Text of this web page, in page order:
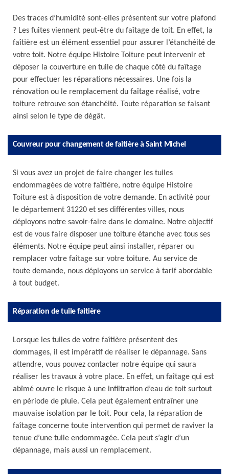
Des traces d’humidité sont-elles présentent sur votre plafond
? Les fuites viennent peut-être du faîtage de toit. En effet, la
faîtière est un élément essentiel pour assurer l’étanchéité de
votre toit. Notre équipe Histoire Toiture peut intervenir et
déposer la couverture en tuile de chaque côté du faîtage
pour effectuer les réparations nécessaires. Une fois la
rénovation ou le remplacement du faîtage réalisé, votre
toiture retrouve son étanchéité. Toute réparation se faisant
ainsi selon le type de dégât.
Couvreur pour changement de faitière à Saint Michel
Si vous avez un projet de faire changer les tuiles
endommagées de votre faîtière, notre équipe Histoire
Toiture est à disposition de votre demande. En activité pour
le département 31220 et ses différentes villes, nous
déployons notre savoir-faire dans le domaine. Notre objectif
est de vous faire disposer une toiture étanche avec tous ses
éléments. Notre équipe peut ainsi installer, réparer ou
remplacer votre faîtage sur votre toiture. Au service de
toute demande, nous déployons un service à tarif abordable
à tout budget.
Réparation de tuile faitière
Lorsque les tuiles de votre faîtière présentent des
dommages, il est impératif de réaliser le dépannage. Sans
attendre, vous pouvez contacter notre équipe qui saura
réaliser les travaux à votre place. En effet, un faîtage qui est
abîmé ouvre le risque à une infiltration d’eau de toit surtout
en période de pluie. Cela peut également entraîner une
mauvaise isolation par le toit. Pour cela, la réparation de
faîtage concerne toute intervention qui permet de raviver la
tenue d’une tuile endommagée. Cela peut s’agir d’un
dépannage, mais aussi un remplacement.